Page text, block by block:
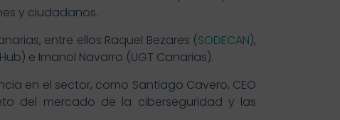
y ciudadanos.
entre ellos Raquel Bezares (SODECAN),
e Imanol Navarro (UGT Canarias).
en el sector, como Santiago Cavero, CEO
del mercado de la ciberseguridad y las